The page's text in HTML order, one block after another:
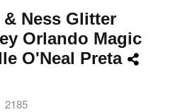
Ness Glitter
Orlando Magic
O'Neal Preta
2185